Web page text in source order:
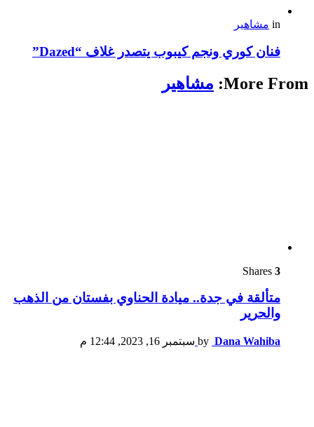
in مشاهير
فنان كوري ونجم كيبوب يتصدر غلاف “Dazed”
More From: مشاهير
3
متألقة في جدة.. ميادة الحناوي بفستان من الذهب
والحرير
by Dana Wahiba سبتمبر 16, 2023, 12:44 م